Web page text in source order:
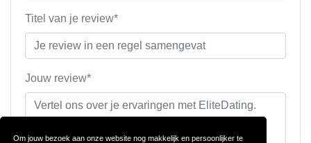
Om jouw bezoek aan onze website nog makkelijk en persoonlijker te
Titel van je review*
Jouw review*